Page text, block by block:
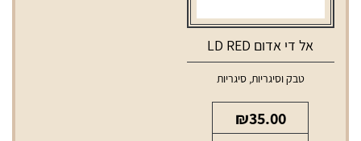
אל די אדום LD RED
טבק וסיגריות,סיגריות
₪35.00